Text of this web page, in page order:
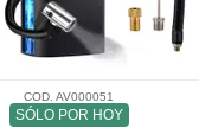
COD. AV000051
SÓLO POR HOY